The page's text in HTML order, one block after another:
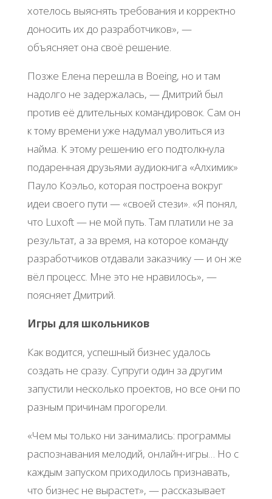
хотелось выяснять требования и корректно
доносить их до разработчиков», —
объясняет она своё решение.
Позже Елена перешла в Boeing, но и там
надолго не задержалась, — Дмитрий был
против её длительных командировок. Сам он
к тому времени уже надумал уволиться из
найма. К этому решению его подтолкнула
подаренная друзьями аудиокнига «Алхимик»
Пауло Коэльо, которая построена вокруг
идеи своего пути — «своей стези». «Я понял,
что Luxoft — не мой путь. Там платили не за
результат, а за время, на которое команду
разработчиков отдавали заказчику — и он же
вёл процесс. Мне это не нравилось», —
поясняет Дмитрий.
Игры для школьников
Как водится, успешный бизнес удалось
создать не сразу. Супруги один за другим
запустили несколько проектов, но все они по
разным причинам прогорели.
«Чем мы только ни занимались: программы
распознавания мелодий, онлайн-игры… Но с
каждым запуском приходилось признавать,
что бизнес не вырастет», — рассказывает